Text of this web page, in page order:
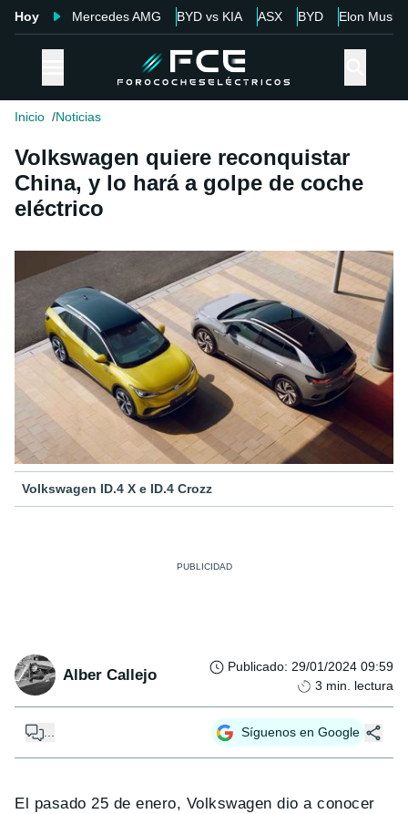
Hoy Mercedes AMG BYD vs KIA ASX BYD Elon Musk
Inicio Noticias
Volkswagen quiere reconquistar
China, y lo hará a golpe de coche
eléctrico
Volkswagen ID.4 X e ID.4 Crozz
Alber Callejo Publicado: 29/01/2024 09:59
3 min. lectura
... Síguenos en Google
El pasado 25 de enero, Volkswagen dio a conocer